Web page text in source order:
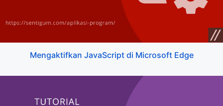
Mengaktifkan JavaScript di Microsoft Edge